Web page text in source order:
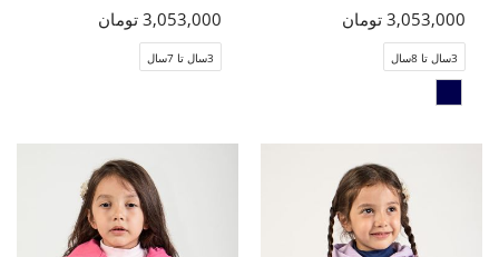
3,053,000 تومان
3سال تا 8سال
3,053,000 تومان
3سال تا 7سال